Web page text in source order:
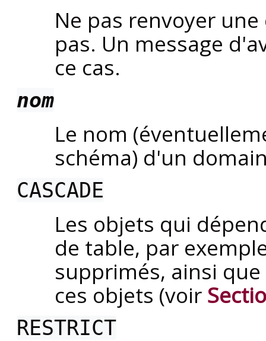
Ne pas renvoyer
pas. Un message
ce cas.
nom
Le nom
schéma) d'un
CASCADE
Les objets qui
de table, par
supprimés, ainsi
ces objets (voir
RESTRICT